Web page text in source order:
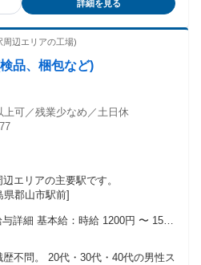
フバランス重視 ＊インセンティブが
、 サービス業・販売・飲食店・ス
詳細を見る
周辺エリアの工場)
品、梱包など)
上可／残業少なめ／土日休
エリアの主要駅です。
県郡山市駅前]
詳細 基本給：時給 1200円 〜 1500
40代の男性ス